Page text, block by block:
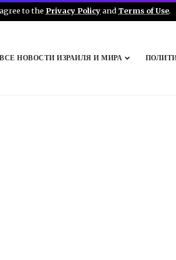
to the Privacy Policyand Terms of Use.
ВСЕ НОВОСТИ ИЗРАИЛЯ И МИРА